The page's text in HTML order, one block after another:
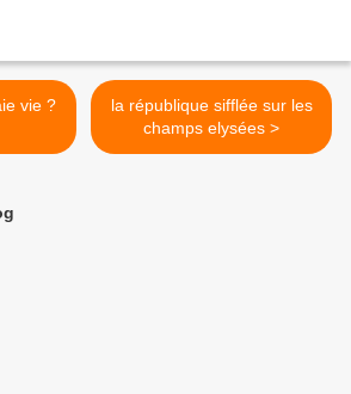
vie ?
la république sifflée sur les
champs elysées >